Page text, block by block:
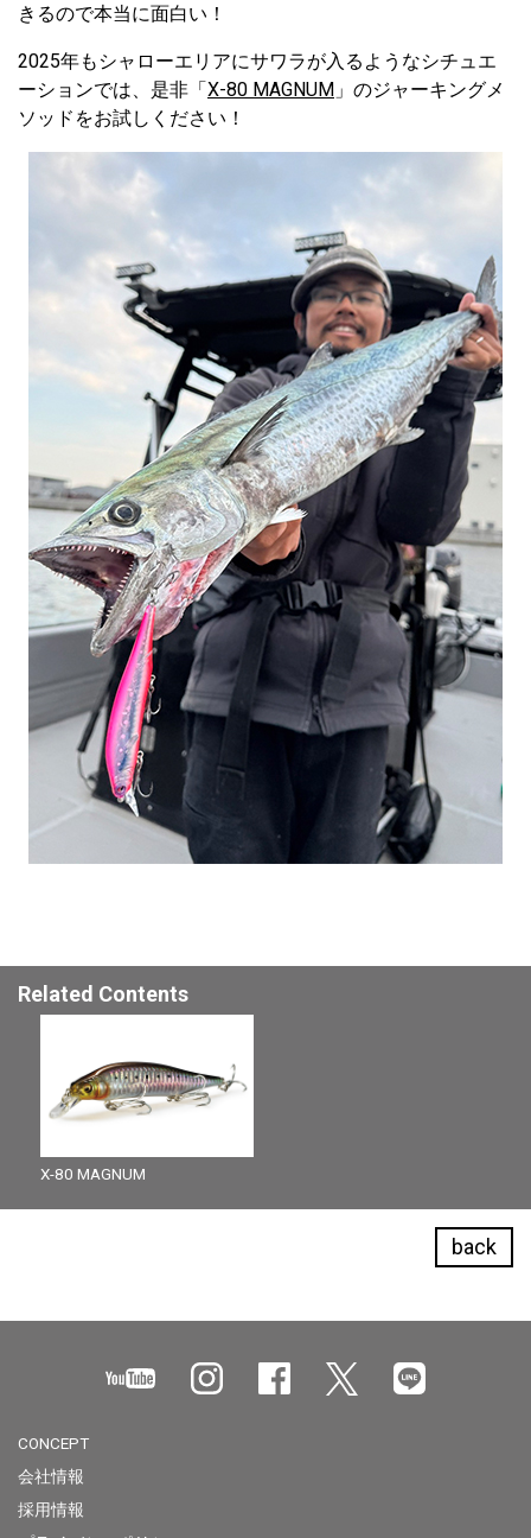
きるので本当に面白い！
2025年もシャローエリアにサワラが入るようなシチュエ
ーションでは、是非「X-80 MAGNUM 」のジャーキングメ
ソッドをお試しください！
Related Contents
X-80 MAGNUM
back
CONCEPT
会社情報
採用情報